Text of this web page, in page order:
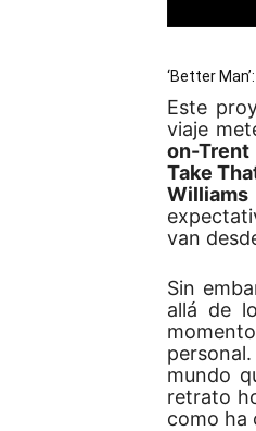
‘Better
Este
viaje
on-Trent
Take
Williams
van
Sin
allá de
mundo
retrato
como ha